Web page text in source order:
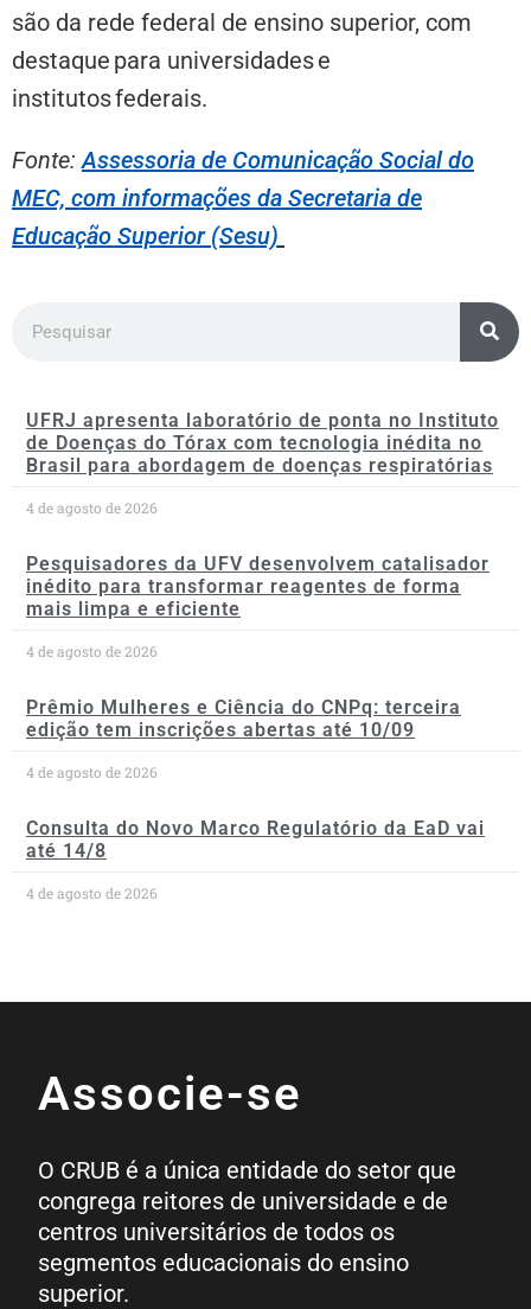
são da rede federal de ensino superior, com
destaque para universidades e
institutos federais.
Fonte:Assessoria de Comunicação Social do
MEC, com informações da Secretaria de
Educação Superior (Sesu)
UFRJ apresenta laboratório de ponta no Instituto
de Doenças do Tórax com tecnologia inédita no
Brasil para abordagem de doenças respiratórias
4 de agosto de 2026
Pesquisadores da UFV desenvolvem catalisador
inédito para transformar reagentes de forma
mais limpa e eficiente
4 de agosto de 2026
Prêmio Mulheres e Ciência do CNPq: terceira
edição tem inscrições abertas até 10/09
4 de agosto de 2026
Consulta do Novo Marco Regulatório da EaD vai
até 14/8
4 de agosto de 2026
Associe-se
O CRUB é a única entidade do setor que
congrega reitores de universidade e de
centros universitários de todos os
segmentos educacionais do ensino
superior.